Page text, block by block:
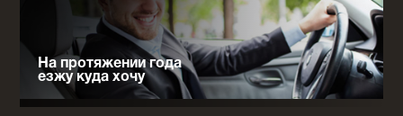
На протяжении года
езжу куда хочу